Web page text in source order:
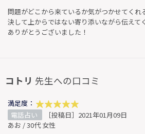
問題がどこから来ているか気がつかせてくれ
決して上からではない寄り添いながら伝えて
ありがとうございました！
コトリ 先生への口コミ
満足度：
電話占い
［投稿日］2021年01月09日
あお / 30代 女性